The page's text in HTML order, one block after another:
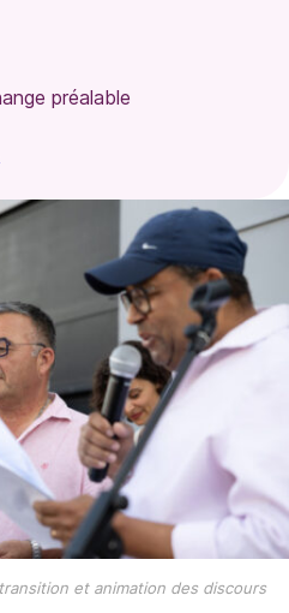
préalable
et animation des discours